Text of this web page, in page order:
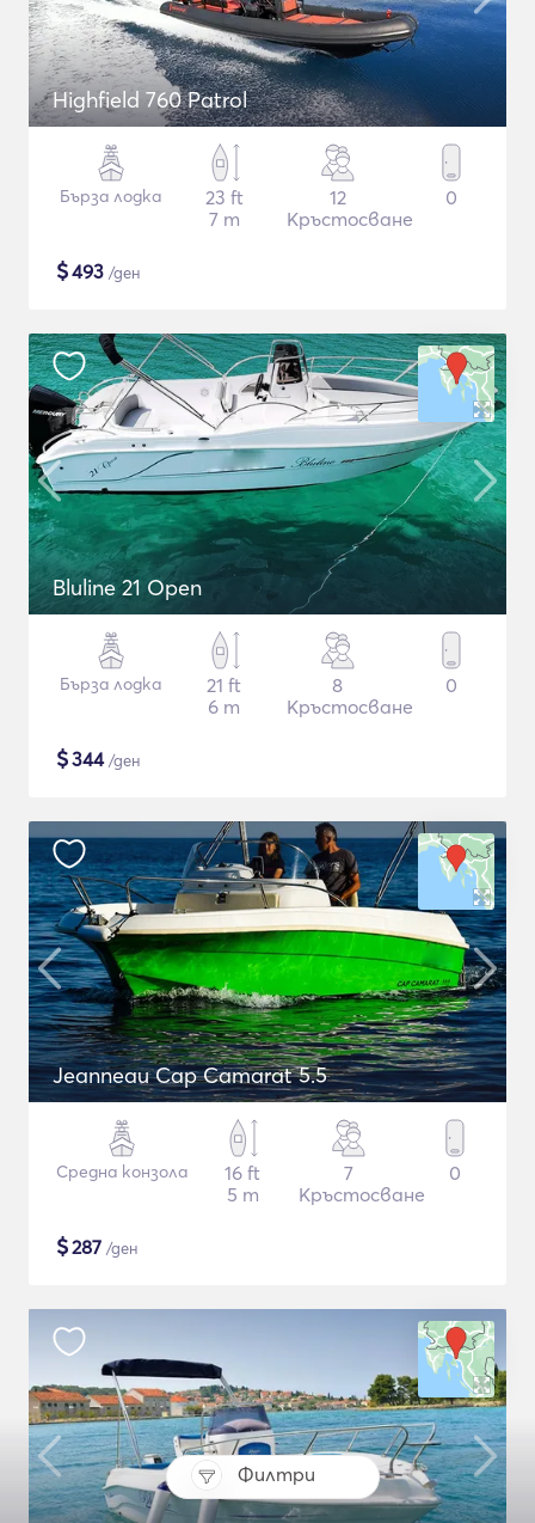
Филтри
Highfield 760 Patrol
Бърза лодка
23 ft
7 m
12
Кръстосване
0
$493 /ден
Bluline 21 Open
Бърза лодка
21 ft
6 m
8
Кръстосване
0
$344/ден
Jeanneau Cap Camarat 5.5
Средна конзола
16 ft
5 m
7
Кръстосване
0
$287 /ден